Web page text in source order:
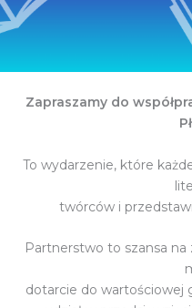
Zapraszamy do
To wydarzenie, które
twórców i
Partnerstwo to szansa
dotarcie do wartościowej